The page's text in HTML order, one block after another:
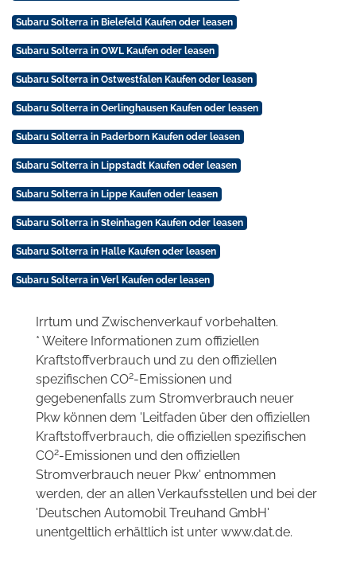
Subaru Solterra in Bielefeld Kaufen oder leasen
Subaru Solterra in OWL Kaufen oder leasen
Subaru Solterra in Ostwestfalen Kaufen oder leasen
Subaru Solterra in Oerlinghausen Kaufen oder leasen
Subaru Solterra in Paderborn Kaufen oder leasen
Subaru Solterra in Lippstadt Kaufen oder leasen
Subaru Solterra in Lippe Kaufen oder leasen
Subaru Solterra in Steinhagen Kaufen oder leasen
Subaru Solterra in Halle Kaufen oder leasen
Subaru Solterra in Verl Kaufen oder leasen
Irrtum und Zwischenverkauf vorbehalten.
* Weitere Informationen zum offiziellen
Kraftstoffverbrauch und zu den offiziellen
spezifischen CO2-Emissionen und
gegebenenfalls zum Stromverbrauch neuer
Pkw können dem 'Leitfaden über den offiziellen
Kraftstoffverbrauch, die offiziellen spezifischen
CO2-Emissionen und den offiziellen
Stromverbrauch neuer Pkw' entnommen
werden, der an allen Verkaufsstellen und bei der
'Deutschen Automobil Treuhand GmbH'
unentgeltlich erhältlich ist unter www.dat.de.